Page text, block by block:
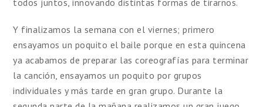
todos juntos, innovando distintas formas de tirarnos.
Y finalizamos la semana con el viernes; primero
ensayamos un poquito el baile porque en esta quincena
ya acabamos de preparar las coreografías para terminar
la canción, ensayamos un poquito por grupos
individuales y más tarde en gran grupo. Durante la